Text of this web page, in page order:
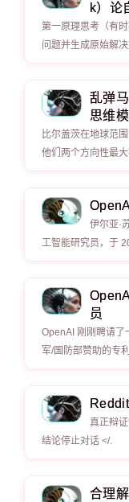
k）论
第一原理思考（有
问题并生成原始解
乱弹
思维
比尔盖茨在地球范
他们两个方向性最
伊尔亚·
工智能研究员，于
员
OpenAI 刚刚聘请了
军/国防部赞助的专
真正辩
结论停止对话 </.
合理